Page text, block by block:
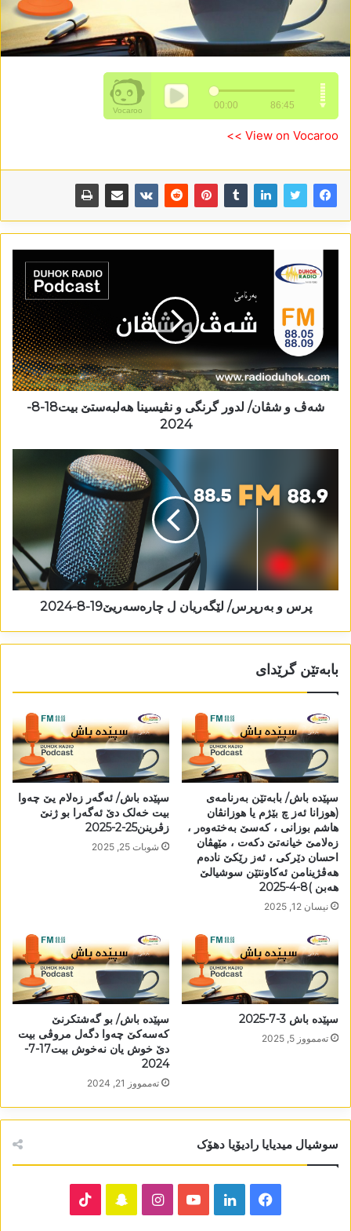
View on Vocaroo >>
شەڤ و شڤان/ لدور گرنگی و نڤیسینا ھەلبەستێ بیت18-8-
2024
پرس و بەرپرس/ لێگەریان ل چارەسەریێ19-8-2024
بابەتێن گرێدای
سپێدە باش/ بابەتێن بەرنامەی
(ھوزانا ئەز چ بێژم یا ھوزانڤان
ھاشم بوزانی ، کەسێ بەختەوەر ،
زەلامێ خیانەتێ دکەت ، مێھڤان
احسان دێرکی ، ئەز رێکێ نادەم
ھەڤژینامن ئەکاونتێن سوشیالێ
ھەبن )8-4-2025
نیسان 12, 2025
سپێدە باش/ ئەگەر زەلام یێ چەوا
بیت خەلک دێ ئەگەرا بو ژنێ
زڤرینن25-2-2025
شوبات 25, 2025
سپێدە باش 3-7-2025
تەممووز 5, 2025
سپێدە باش/ بو گەشتکرنێ
کەسەکێ چەوا دگەل مروڤی بیت
دێ خوش یان نەخوش بیت17-7-
2024
تەممووز 21, 2024
سوشیال میدیایا رادیۆیا دھۆک
Facebook
LinkedIn
YouTube
Instagram
Snapchat